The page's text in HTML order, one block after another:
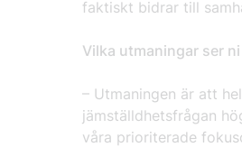
faktiskt bidrar till
Vilka utmaningar ser
– Utmaningen är att
jämställdhetsfrågan
våra prioriterade